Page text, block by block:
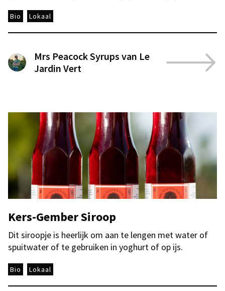
Bio Lokaal
Mrs Peacock Syrups van Le
Jardin Vert
Kers-Gember Siroop
Dit siroopje is heerlijk om aan te lengen met water of
spuitwater of te gebruiken in yoghurt of op ijs.
Bio Lokaal